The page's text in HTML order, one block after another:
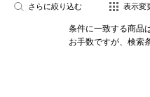
さらに絞り込む 表示変
条件に一致する商品
お手数ですが、検索